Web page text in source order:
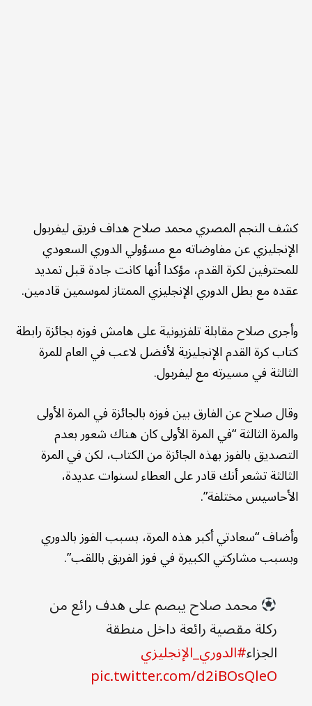
كشف النجم المصري محمد صلاح هداف فريق ليفربول
الإنجليزي عن مفاوضاته مع مسؤولي الدوري السعودي
للمحترفين لكرة القدم، مؤكدا أنها كانت جادة قبل تمديد
عقده مع بطل الدوري الإنجليزي الممتاز لموسمين قادمين.
وأجرى صلاح مقابلة تلفزيونية على هامش فوزه بجائزة رابطة
كتاب كرة القدم الإنجليزية لأفضل لاعب في العام للمرة
الثالثة في مسيرته مع ليفربول.
وقال صلاح عن الفارق بين فوزه بالجائزة في المرة الأولى
والمرة الثالثة “في المرة الأولى كان هناك شعور بعدم
التصديق بالفوز بهذه الجائزة من الكتاب، لكن في المرة
الثالثة تشعر أنك قادر على العطاء لسنوات عديدة،
الأحاسيس مختلفة”.
وأضاف “سعادتي أكبر هذه المرة، بسبب الفوز بالدوري
وبسبب مشاركتي الكبيرة في فوز الفريق باللقب”.
محمد صلاح يبصم على هدف رائع من
ركلة مقصية رائعة داخل منطقة
الجزاء#الدوري_الإنجليزي
pic.twitter.com/d2iBOsQleO